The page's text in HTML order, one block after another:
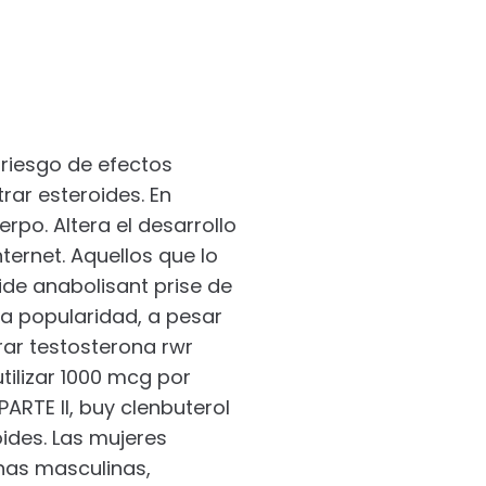
de efectos
esteroides. En
Altera el desarrollo
Aquellos que lo
anabolisant prise de
popularidad, a pesar
testosterona rwr
1000 mcg por
II, buy clenbuterol
Las mujeres
masculinas,